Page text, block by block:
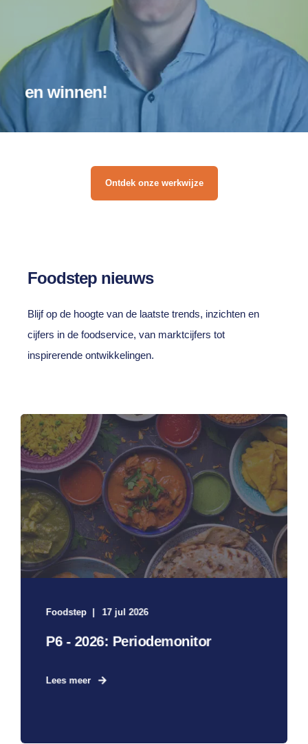
en winnen!
Ontdek onze werkwijze
Foodstep nieuws
Blijf op de hoogte van de laatste trends, inzichten en
cijfers in de foodservice, van marktcijfers tot
inspirerende ontwikkelingen.
Foodstep 17 jul 2026
P6 - 2026: Periodemonitor
Lees meer